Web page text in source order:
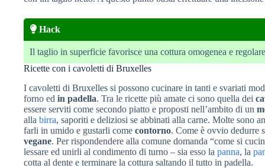
Hack
Il taglio in superficie favorisce una cottura omogenea e
Ricette con i cavoletti di Bruxelles
I cavoletti di Bruxelles si possono cucinare in tanti e svariati
forno ed in padella. Tra le ricette più amate ci sono quella dei
essere serviti come secondo piatto e proposti nell’ambito di un
alla birra, saporiti e deliziosi se abbinati alla carne. Molte sono
farli in umido e gustarli come contorno. Come è ovvio dedurre
vegane. Per rispondendere alla comune domanda “come si
lessare ed unirli al condimento di turno – sia esso la panna, la
cotta al dente e terminare la cottura saltando il tutto in padella.